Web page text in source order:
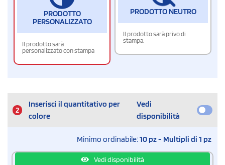
PRODOTTO
PERSONALIZZATO
Il prodotto sarà
personalizzato con stampa
PRODOTTO NEUTRO
Il prodotto sarà privo di
stampa.
2
Inserisci il quantitativo per
colore
Vedi
disponibilità
Minimo ordinabile:10 pz - Multipli di 1 pz
Vedi disponibilità